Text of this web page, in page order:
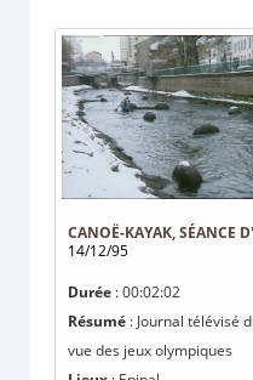
CANOË-KAYAK, SÉANCE
14/12/95
Durée : 00:02:02
Résumé : Journal télévisé
vue des jeux olympiques